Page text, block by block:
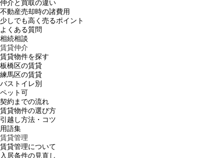
仲介と買取の違い
不動産売却時の諸費用
少しでも高く売るポイント
よくある質問
相続相談
賃貸仲介
賃貸物件を探す
板橋区の賃貸
練馬区の賃貸
バストイレ別
ペット可
契約までの流れ
賃貸物件の選び方
引越し方法・コツ
用語集
賃貸管理
賃貸管理について
入居条件の見直し